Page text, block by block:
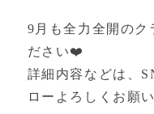
9月も全力全開のク
ださい❤️
詳細内容などは、
ローよろしくお願